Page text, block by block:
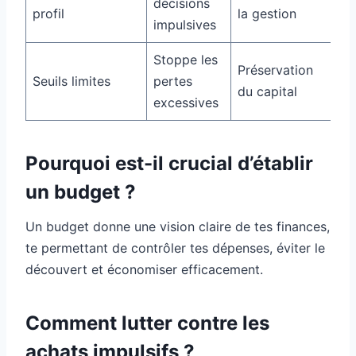
profil
décisions
impulsives
la gestion
Seuils limites
Stoppe les
pertes
excessives
Préservation
du capital
Pourquoi est-il crucial d’établir
un budget ?
Un budget donne une vision claire de tes finances,
te permettant de contrôler tes dépenses, éviter le
découvert et économiser efficacement.
Comment lutter contre les